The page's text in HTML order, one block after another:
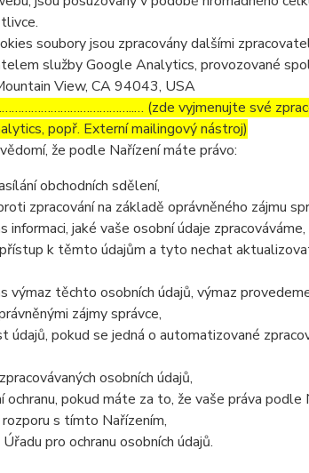
soubory jsou zpracovány dalšími
služby Google Analytics, provozované
View, CA 94043, USA
(zde vyjmenujte své
popř. Externí mailingový nástroj)
že podle Nařízení máte právo:
obchodních sdělení,
zpracování na základě oprávněného zájmu
informaci, jaké vaše osobní údaje zpracováváme,
k těmto údajům a tyto nechat
výmaz těchto osobních údajů, výmaz
zájmy správce,
údajů, pokud se jedná o automatizované
osobních údajů,
ochranu, pokud máte za to, že vaše práva
s tímto Nařízením,
pro ochranu osobních údajů.